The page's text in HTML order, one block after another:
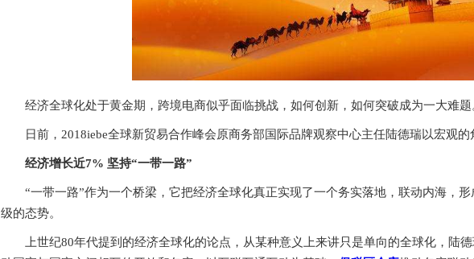
经济全球化处于黄金期，跨境电商似乎面临挑战，如何创新，如何突破成为一大难题
日前，2018iebe全球新贸易合作峰会原商务部国际品牌观察中心主任陆德瑞以宏观的
经济增长近7% 坚持“一带一路”
“一带一路”作为一个桥梁，它把经济全球化真正实现了一个务实落地，联动内海，
级的态势。
上世纪80年代提到的经济全球化的论点，从某种意义上来讲只是单向的全球化，陆